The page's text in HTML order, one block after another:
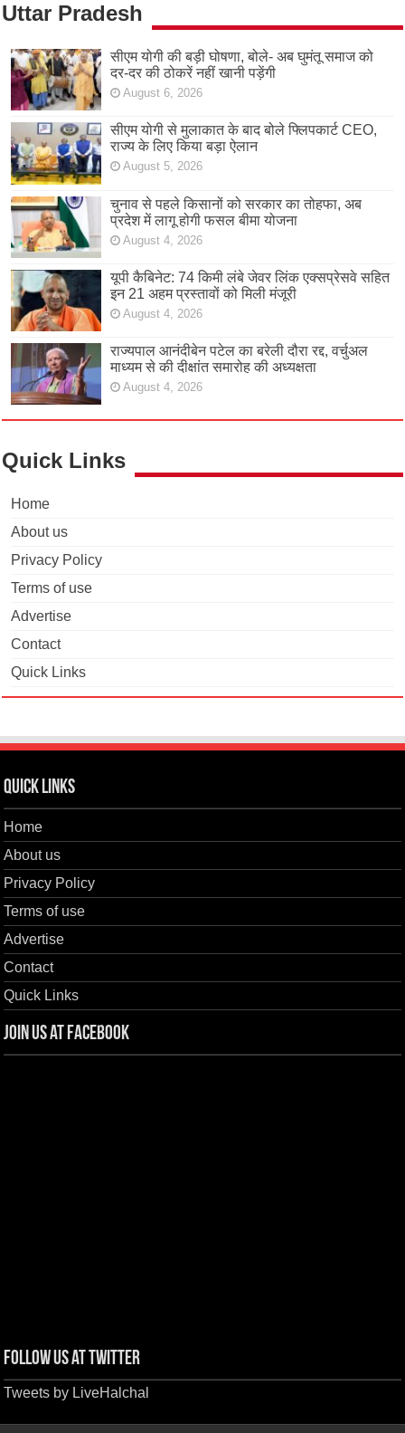
Uttar Pradesh
सीएम योगी की बड़ी घोषणा, बोले- अब घुमंतू समाज को
दर-दर की ठोकरें नहीं खानी पड़ेंगी
August 6, 2026
सीएम योगी से मुलाकात के बाद बोले फ्लिपकार्ट CEO,
राज्य के लिए किया बड़ा ऐलान
August 5, 2026
चुनाव से पहले किसानों को सरकार का तोहफा, अब
प्रदेश में लागू होगी फसल बीमा योजना
August 4, 2026
यूपी कैबिनेट: 74 किमी लंबे जेवर लिंक एक्सप्रेसवे सहित
इन 21 अहम प्रस्तावों को मिली मंजूरी
August 4, 2026
राज्यपाल आनंदीबेन पटेल का बरेली दौरा रद्द, वर्चुअल
माध्यम से की दीक्षांत समारोह की अध्यक्षता
August 4, 2026
Quick Links
Home
About us
Privacy Policy
Terms of use
Advertise
Contact
Quick Links
Quick Links
Home
About us
Privacy Policy
Terms of use
Advertise
Contact
Quick Links
Join us at Facebook
Follow us at Twitter
Tweets by LiveHalchal